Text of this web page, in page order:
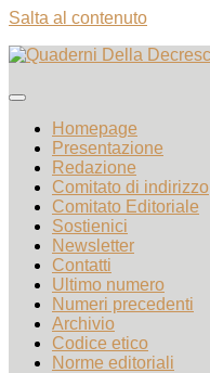
Salta al contenuto
Homepage
Presentazione
Redazione
Comitato di indirizzo
Comitato Editoriale
Sostienici
Newsletter
Contatti
Ultimo numero
Numeri precedenti
Archivio
Codice etico
Norme editoriali